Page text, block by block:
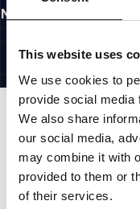
This website uses
We use cookies to
provide social media
We also share
our social media,
may combine it with
provided to them or
of their services.
NÜTZLICHE LINKS
©1997 - 2026 PITBULL